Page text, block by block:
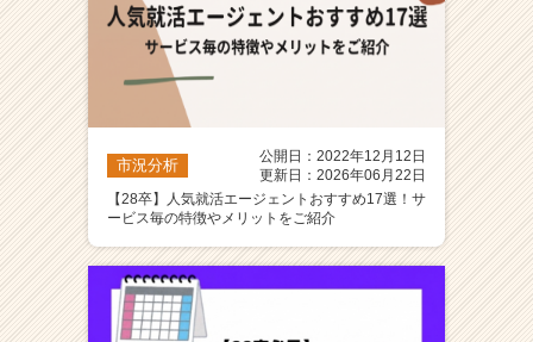
市況分析
公開日：2022年12月12日
更新日：2026年06月22日
【28卒】人気就活エージェントおすすめ17選！サ
ービス毎の特徴やメリットをご紹介